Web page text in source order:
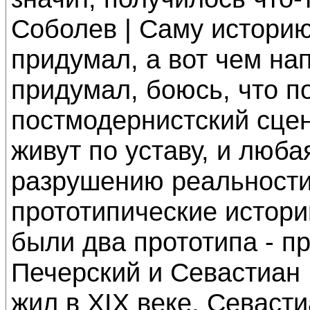
Соболев | Саму
придумал, а вот чем
придумал, боюсь, что
постмодернистский
живут по уставу, и
разрушению
прототипические
были два прототипа -
Печерский и
жил в ХIХ веке,